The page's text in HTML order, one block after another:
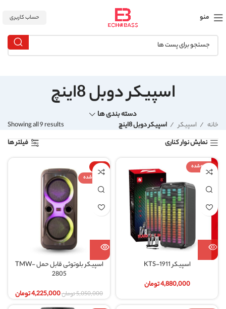
منو حساب کاربری
اسپیکر دوبل 8اینچ
دسته بندی ها
خانه اسپیکر اسپیکر دوبل 8اینچ
Showing all 9 results
نمایش نوار کناری
فیلتر ها
فروخته شده
اسپیکر KTS-1911
4,880,000تومان
-16%
فروخته شده
اسپیکر بلوتوثی قابل حمل TMW-
2805
5,050,000تومان4,225,000تومان